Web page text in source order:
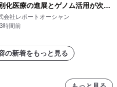
化医療の進展とゲノム活用が次世
ルスケア投資を加速
会社レポートオーシャン
時間前
の新着をもっと見る